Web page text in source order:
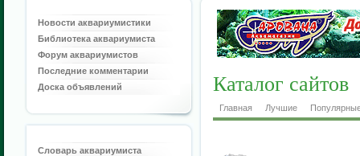
Новости аквариумистики
Библиотека аквариумиста
Форум аквариумистов
Последние комментарии
Доска объявлений
Словарь аквариумиста
Каталог сайтов
Главная Лучшие